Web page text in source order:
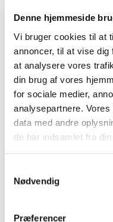
Denne hjemmeside
Vi bruger cookies til at
annoncer, til at vise
at analysere vores
din brug af vores
for sociale medier,
analysepartnere.
data med andre
de har indsamlet fra
Nødvendig
Præferencer
betyder for dig, at
Lyder en
dine ører og noget,
baby kommer til
allerede i dag, så vi
BeneFiT